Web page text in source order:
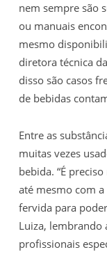
nem sempre são
ou manuais
mesmo
diretora técnica
disso são casos
de bebidas
Entre as
muitas vezes
bebida. “É
até mesmo com
fervida para
Luiza, lembrando
profissionais